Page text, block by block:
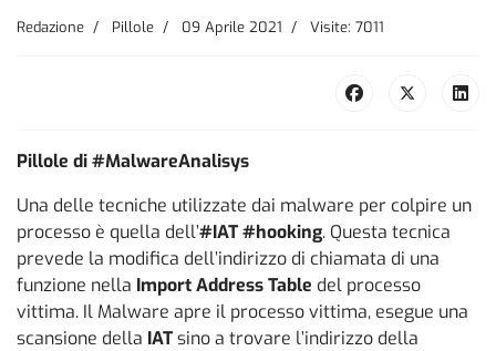
Redazione Pillole 09 Aprile 2021 Visite: 7011
Pillole di #MalwareAnalisys
Una delle tecniche utilizzate dai malware per colpire un
processo è quella dell’#IAT #hooking. Questa tecnica
prevede la modifica dell’indirizzo di chiamata di una
funzione nella Import Address Table del processo
vittima. Il Malware apre il processo vittima, esegue una
scansione della IATsino a trovare l’indirizzo della